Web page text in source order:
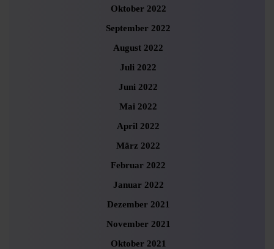
Oktober 2022
September 2022
August 2022
Juli 2022
Juni 2022
Mai 2022
April 2022
März 2022
Februar 2022
Januar 2022
Dezember 2021
November 2021
Oktober 2021